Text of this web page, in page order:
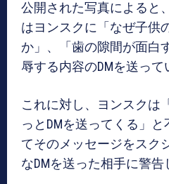
公開された写真によると
はヨンスクに「なぜ子供
か」、「歯の隙間が面白
辱する内容のDMを送って
これに対し、ヨンスクは
っとDMを送ってくる」
てそのメッセージをスク
なDMを送った相手に警告